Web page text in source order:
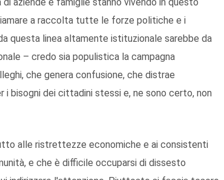
a raccolta tutte le forze politiche e i
questa linea altamente istituzionale sarebbe da
– credo sia populistica la campagna
che genera confusione, che distrae
bisogni dei cittadini stessi e, ne sono certo, non
alle ristrettezze economiche e ai consistenti
e che è difficile occuparsi di dissesto